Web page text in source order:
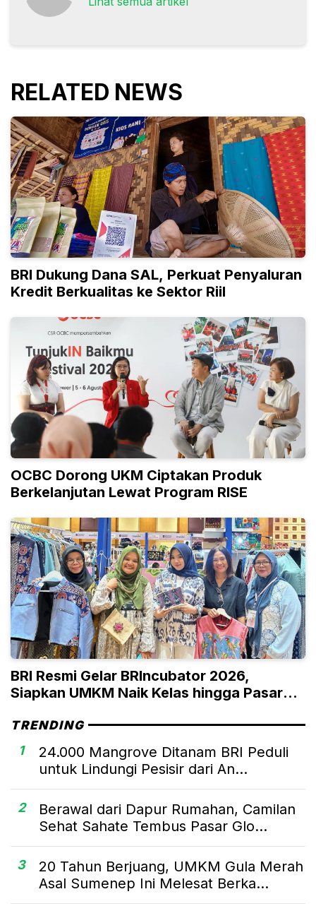
RELATED NEWS
BRI Dukung Dana SAL, Perkuat Penyaluran
Kredit Berkualitas ke Sektor Riil
OCBC Dorong UKM Ciptakan Produk
Berkelanjutan Lewat Program RISE
BRI Resmi Gelar BRIncubator 2026,
Siapkan UMKM Naik Kelas hingga Pasar
TRENDING
1
24.000 Mangrove Ditanam BRI Peduli
untuk Lindungi Pesisir dari An...
2
Berawal dari Dapur Rumahan, Camilan
Sehat Sahate Tembus Pasar Glo...
3
20 Tahun Berjuang, UMKM Gula Merah
Asal Sumenep Ini Melesat Berka...